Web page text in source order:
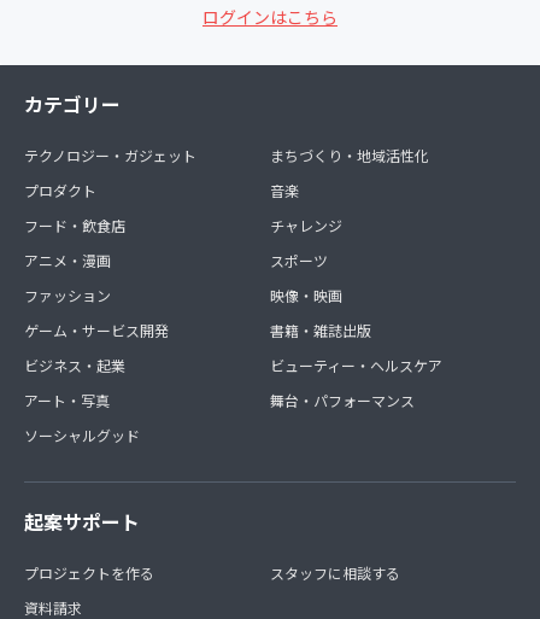
ログインはこちら
カテゴリー
テクノロジー・ガジェット
プロダクト
フード・飲食店
アニメ・漫画
ファッション
ゲーム・サービス開発
ビジネス・起業
アート・写真
ソーシャルグッド
まちづくり・地域活性化
音楽
チャレンジ
スポーツ
映像・映画
書籍・雑誌出版
ビューティー・ヘルスケア
舞台・パフォーマンス
起案サポート
プロジェクトを作る
資料請求
スタッフに相談する